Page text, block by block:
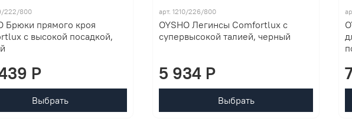
222/800
Брюки прямого кроя
с высокой посадкой,
P
Выбрать
арт. 1210/226/800
OYSHO Легинсы Comfortlux с
супервысокой талией, черный
5 934 P
Выбрать